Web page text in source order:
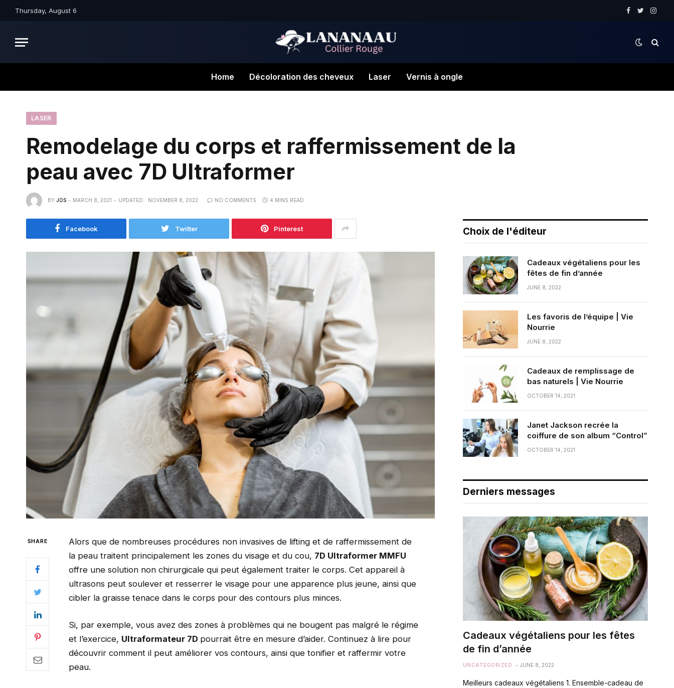
Thursday, August 6
Facebook
Twitter
Home Décoloration des cheveux Laser Vernis à ongle
LASER
Remodelage du corps et raffermissement de la
peau avec 7D Ultraformer
BY JOS MARCH 8, 2021 UPDATED: NOVEMBER 8, 2022 NO COMMENTS 4 MINS READ
Facebook Twitter Pinterest
SHARE
Alors que de nombreuses procédures non invasives de lifting et de raffermissement de
la peau traitent principalement les zones du visage et du cou, 7D Ultraformer MMFU
offre une solution non chirurgicale qui peut également traiter le corps. Cet appareil à
ultrasons peut soulever et resserrer le visage pour une apparence plus jeune, ainsi que
cibler la graisse tenace dans le corps pour des contours plus minces.
Si, par exemple, vous avez des zones à problèmes qui ne bougent pas malgré le régime
et l’exercice, Ultraformateur 7D pourrait être en mesure d’aider. Continuez à lire pour
découvrir comment il peut améliorer vos contours, ainsi que tonifier et raffermir votre
peau.
Choix de l'éditeur
Cadeaux végétaliens pour les
fêtes de fin d’année
JUNE 8, 2022
Les favoris de l’équipe | Vie
Nourrie
JUNE 8, 2022
Cadeaux de remplissage de
bas naturels | Vie Nourrie
OCTOBER 14, 2021
Janet Jackson recrée la
coiffure de son album “Control”
OCTOBER 14, 2021
Derniers messages
Cadeaux végétaliens pour les fêtes
de fin d’année
UNCATEGORIZED JUNE 8, 2022
Meilleurs cadeaux végétaliens 1. Ensemble-cadeau de